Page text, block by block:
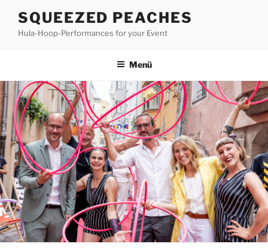
Inhalt
springen
SQUEEZED PEACHES
Hula-Hoop-Performances for your Event
Menü